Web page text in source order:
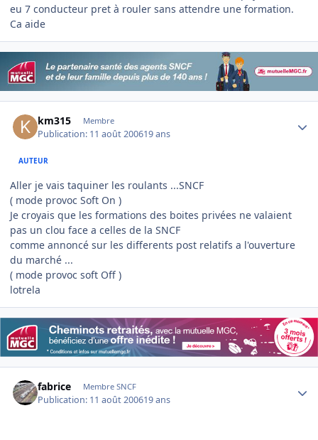
eu 7 conducteur pret à rouler sans attendre une formation.
Ca aide
km315 Membre
Publication: 11 août 200619 ans
AUTEUR
Aller je vais taquiner les roulants ...SNCF
( mode provoc Soft On )
Je croyais que les formations des boites privées ne valaient
pas un clou face a celles de la SNCF
comme annoncé sur les differents post relatifs a l'ouverture
du marché ...
( mode provoc soft Off )
lotrela
fabrice Membre SNCF
Publication: 11 août 200619 ans